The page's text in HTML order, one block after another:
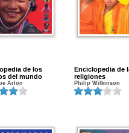
de los
del mundo
Arlon
Enciclopedia de
religiones
Philip Wilkinson